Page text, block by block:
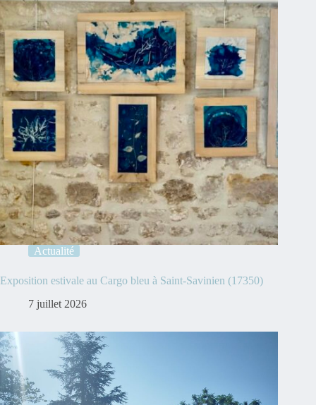
Actualité
Exposition estivale au Cargo bleu à Saint-Savinien (17350)
7 juillet 2026